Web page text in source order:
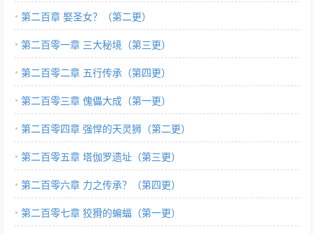
第二百章 娶圣女？（第二更）
第二百零一章 三大秘境（第三更）
第二百零二章 五行传承（第四更）
第二百零三章 傀儡大成（第一更）
第二百零四章 强悍的天灵狮（第二更）
第二百零五章 塔伽罗遗址（第三更）
第二百零六章 力之传承？（第四更）
第二百零七章 狡猾的蝙蝠（第一更）